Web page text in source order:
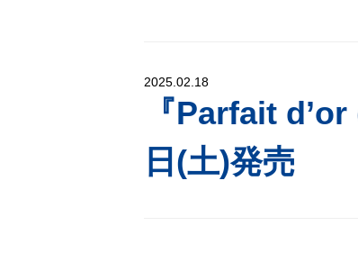
2025.02.18
『Parfait
日(土)発売